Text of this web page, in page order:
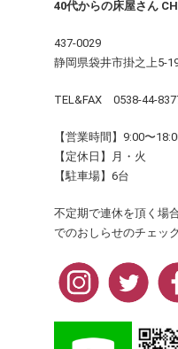
40代からの床屋さん
437-0029
静岡県袋井市掛之上5-
TEL&FAX 0538-44-
【営業時間】9:00〜
【定休日】月・火
【駐車場】6台
不定期で連休を頂く場
でのおしらせのチェッ